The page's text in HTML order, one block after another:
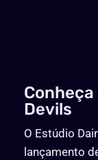
Devils
O Estúdio
lançamento